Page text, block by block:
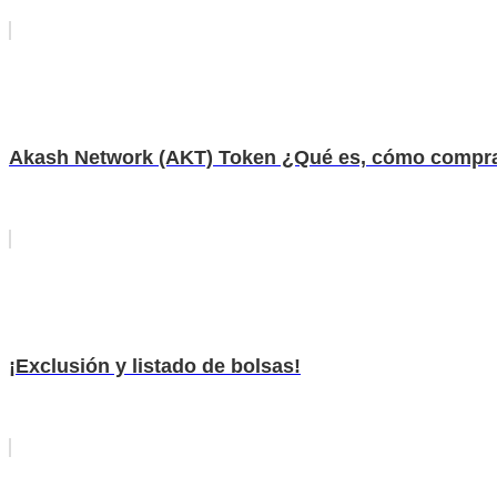
Akash Network (AKT) Token ¿Qué es, cómo
¡Exclusión y listado de bolsas!